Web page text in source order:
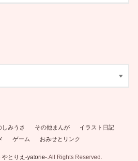
しみうさ その他まんが
イラスト日記
ゲーム おみせとリンク
やとりえ-yatorie- .All Rights Reserved.